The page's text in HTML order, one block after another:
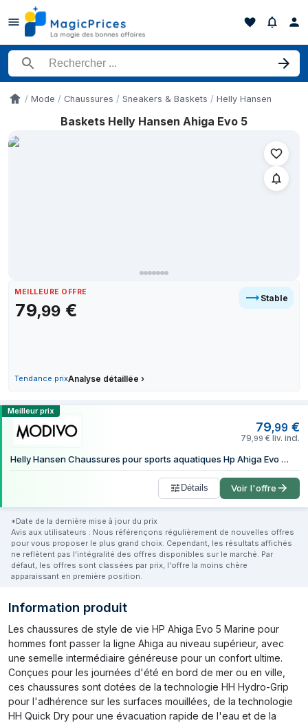
Rechercher un produit
AccueilMode Chaussures Sneakers & Baskets Helly Hansen
Baskets Helly Hansen Ahiga Evo 5
MEILLEURE OFFRE
79,99 €
Stable
Tendance prixAnalyse détaillée ›
Historique des prix de Baskets Helly Hansen Ahiga Evo 5 sur
79,99 €
79,99 €
79,99 €
Comparer les prix de Baskets Helly
Meilleur prix
79,99 €
79 99 € liv. incl.
Helly Hansen Chaussures pour sports aquatiques Hp Ahiga Evo 5 11937 Noir
Détails Voir l'offre
*Date de la dernière mise à jour du prix
Avis aux utilisateurs : Nous référençons régulièrement de nouvelles offres
pour vous proposer le plus grand choix. Cependant, les résultats affichés
ne reflètent pas l'intégralité des offres disponibles sur le marché. Par
défaut, les offres sont classées par prix, l'offre la moins chère
apparaissant en première position.
Information produit
Les chaussures de style de vie HP Ahiga Evo 5 Marine pour
hommes font passer la ligne Ahiga au niveau supérieur, avec
une semelle intermédiaire généreuse pour un confort ultime.
Conçues pour les journées d'été en bord de mer ou en ville,
ces chaussures sont dotées de la technologie HH Hydro-Grip
pour l'adhérence sur les surfaces mouillées, de la technologie
HH Quick Dry pour une évacuation rapide de l'eau et de la